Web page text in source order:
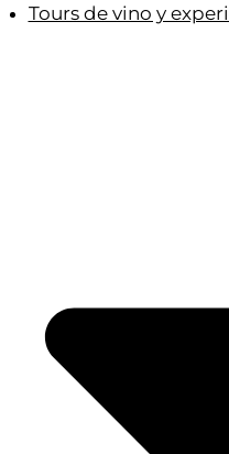
Tours de vino y